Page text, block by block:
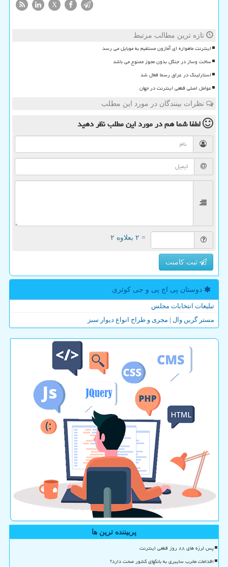
X
تازه ترین مطالب مرتبط
اینترنت ماهواره ای آمازون مستقیم به موبایل می رسد
ساخت وساز در جنگل بدون مجوز ممنوع می باشد
استارلینک در عراق رسما فعال شد
عوامل اصلی قطعی اینترنت در جهان
نظرات بینندگان در مورد این مطلب
لطفا شما همدر مورد این مطلبنظر دهید
= ۲ بعلاوه ۲
ثبت کامنت
دوستان پی اچ پی و جی كوئری
تبلیغات انتخابات مجلس
مستر گرین وال | مجری و طراح انواع دیوار سبز
پربیننده ترین ها
پس لرزه های ۸۸ روز قطعی اینترنت
اقدامات مخرب سایبری به بانکهای کشور صحت دارد؟